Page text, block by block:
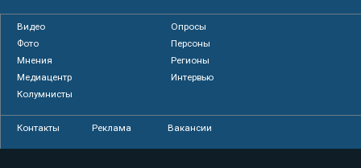
Видео
Опросы
Фото
Персоны
Мнения
Регионы
Медиацентр
Интервью
Колумнисты
Контакты Реклама Вакансии